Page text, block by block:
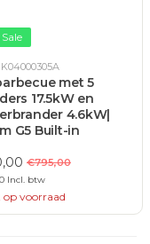
met 5
17.5kW en
4.6kW|
G5 Built-in
€795,00
Incl. btw
op voorraad